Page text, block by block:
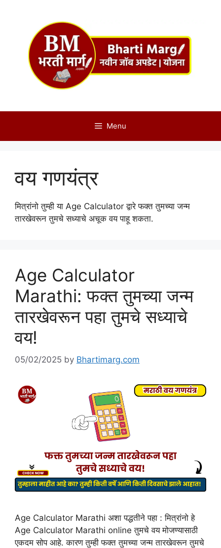
Menu
वय गणयंत्र
मित्रांनो तुम्ही या Age Calculator द्वारे फक्त तुमच्या जन्म
तारखेवरून तुमचे सध्याचे अचूक वय पाहू शकता.
Age Calculator
Marathi: फक्त तुमच्या जन्म
तारखेवरून पहा तुमचे सध्याचे
वय!
05/02/2025 by Bhartimarg.com
Age Calculator Marathi अशा पद्धतीने पहा : मित्रांनो हे
Age Calculator Marathi online तुमचे वय मोजण्यासाठी
एकदम सोप आहे. कारण तुम्ही फक्त तुमच्या जन्म तारखेवरून तुमचे